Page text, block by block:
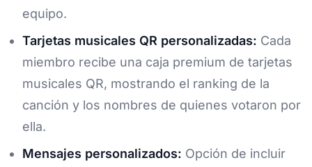
equipo.
Tarjetas musicales QR personalizadas: Cada
miembro recibe una caja premium de tarjetas
musicales QR, mostrando el ranking de la
canción y los nombres de quienes votaron por
ella.
Mensajes personalizados: Opción de incluir